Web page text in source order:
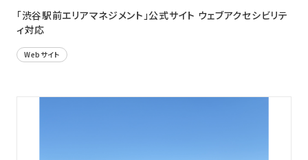
「渋谷駅前エリアマネジメント」公式サイト ウェブアクセシビリテ
ィ対応
Webサイト